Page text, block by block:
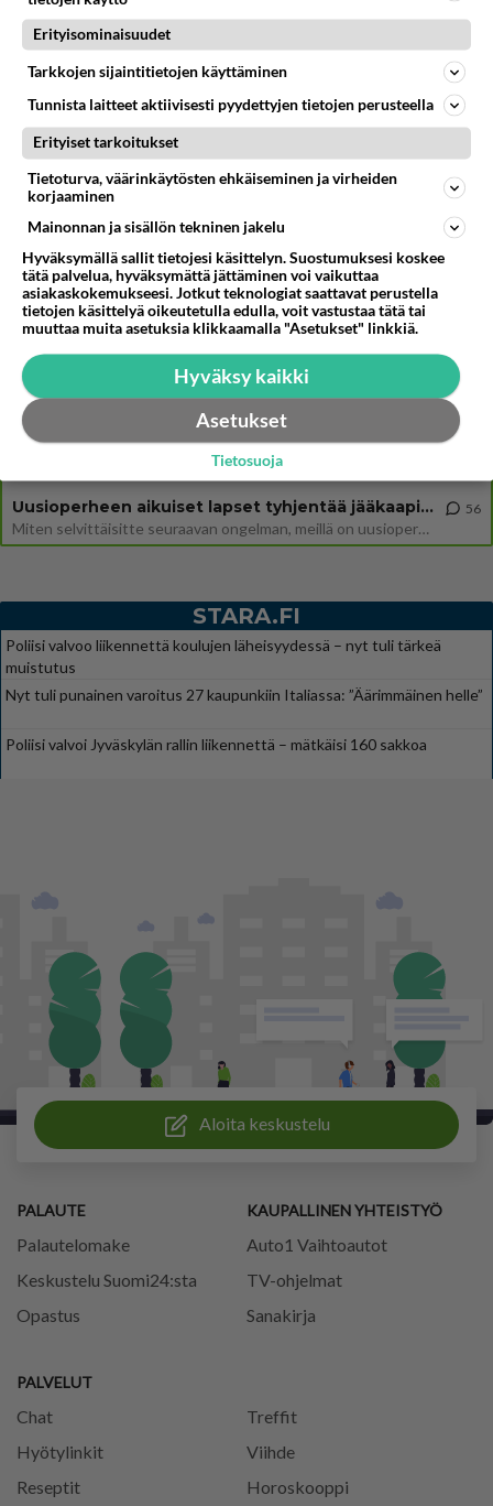
Muistatko? Kädestä suuhun elävä Satu sai jättimäisen rahasalkun
Henry-miljonääriltä
Ernest Lawson täräytti erikoisen heiton TTK-lehdistötilaisuudessa: "
Onko tässä tarkoituksena...?"
Tiesitkö? Martina Aitolehden isäpuoli on tämä suosittu laulaja
Martinan bisneksillä ei mene hyvin
https://www.iltalehti.fi/viihdeuutiset/a/c46da6ab-340f-4790-aaa7-0865eed2336 Yrityksen konkurssihakemus on tullut kärä
Tiesitkö? Martina Aitolehden isäpuoli on tämä suosittu laulaja
Martina Aitolehti on seurattu julkisuuden henkilö. Lähipiiriin mahtuu muitakin tunnettuja henkilöitä. Tiesitkö, että Ma
2 km on nykyään liian pitkä koulumatka
Miesten tuijotus
Uusioperheen aikuiset lapset tyhjentää jääkaapin käydessään
Miten selvittäisitte seuraavan ongelman, meillä on uusioperhe, minulla teini-ikäiset lapset ja puolisolla aikuiset, jotk
56
STARA.FI
Poliisi valvoo liikennettä koulujen läheisyydessä – nyt tuli tärkeä
muistutus
Nyt tuli punainen varoitus 27 kaupunkiin Italiassa: ”Äärimmäinen helle”
Poliisi valvoi Jyväskylän rallin liikennettä – mätkäisi 160 sakkoa
Aloita keskustelu
PALAUTE
Palautelomake
Keskustelu Suomi24:sta
Opastus
PALVELUT
Chat
Treffit
Hyötylinkit
Viihde
Reseptit
Horoskooppi
KAUPALLINEN YHTEISTYÖ
Auto1 Vaihtoautot
TV-ohjelmat
Sanakirja
Erityisominaisuudet
Tarkkojen sijaintitietojen käyttäminen
Tunnista laitteet aktiivisesti pyydettyjen tietojen perusteella
Erityiset tarkoitukset
Tietoturva, väärinkäytösten ehkäiseminen ja virheiden
korjaaminen
Mainonnan ja sisällön tekninen jakelu
Hyväksymällä sallit tietojesi käsittelyn. Suostumuksesi koskee
tätä palvelua, hyväksymättä jättäminen voi vaikuttaa
asiakaskokemukseesi. Jotkut teknologiat saattavat perustella
tietojen käsittelyä oikeutetulla edulla, voit vastustaa tätä tai
muuttaa muita asetuksia klikkaamalla "Asetukset" linkkiä.
Hyväksy kaikki
Asetukset
Tietosuoja